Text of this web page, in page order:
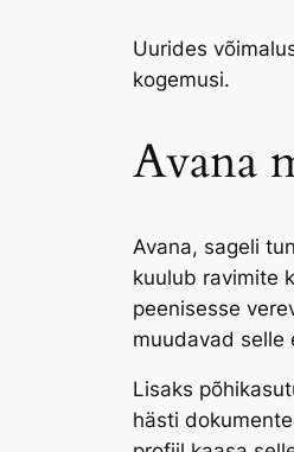
Uurides
kogemusi.
Avana
Avana, sageli
kuulub ravimite
peenisesse
muudavad selle
Lisaks
hästi